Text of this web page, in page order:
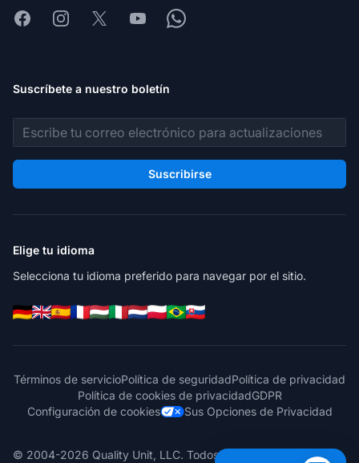
FacebookInstagram
X YoutubeWhatsapp
Suscríbete a nuestro boletín
Dirección de correo electrónico
Suscribirse
Elige tu idioma
Selecciona tu idioma preferido para navegar por el sitio.
Términos de servicioPolítica de seguridadPolítica de privacidad
Política de cookies de privacidadGDPR
Configuración de cookies
Sus Opciones de Privacidad
© 2004-2026 Quality Unit, LLC. Todos los derechos